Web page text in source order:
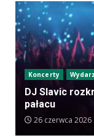
Koncerty
DJ Slavic
pałacu
26 czerwca 2026